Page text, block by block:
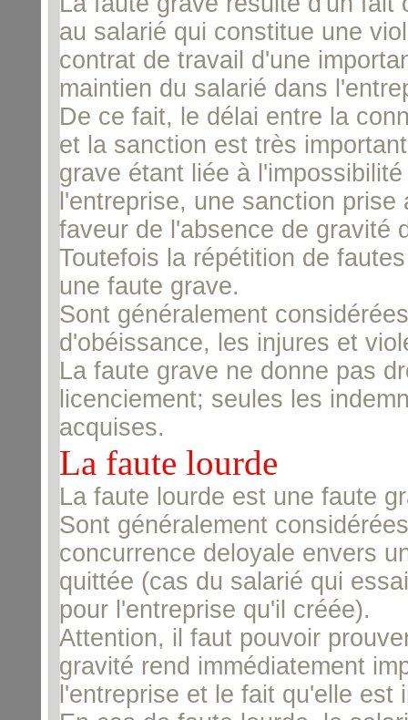
au salarié qui constitue une
contrat de travail d'une
maintien du salarié dans
De ce fait, le délai entre la
et la sanction est très
grave étant liée à
l'entreprise, une sanction
faveur de l'absence de gravité
Toutefois la répétition de
une faute grave.
Sont généralement
d'obéissance, les injures et
La faute grave ne donne pas
licenciement; seules les
acquises.
La faute lourde
La faute lourde est une faute
Sont généralement
concurrence deloyale envers
quittée (cas du salarié qui
pour l'entreprise qu'il créée).
Attention, il faut pouvoir
gravité rend immédiatement
l'entreprise et le fait qu'elle est